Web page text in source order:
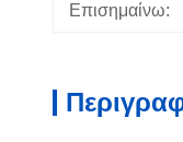
Επισημαίνω: